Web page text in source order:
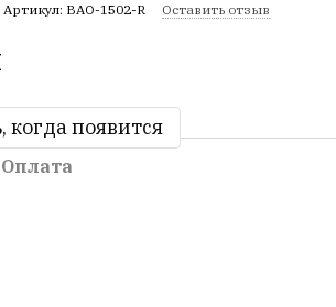
Артикул: BAO-1502-R Оставить отзыв
когда появится
Оплата